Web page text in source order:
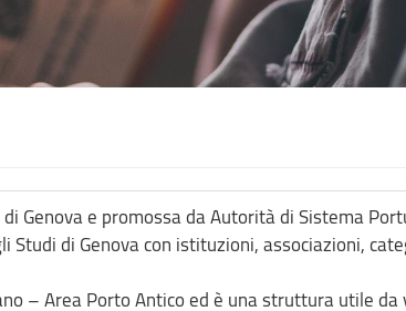
Genova e promossa da Autorità di Sistema
Studi di Genova con istituzioni, associazioni,
– Area Porto Antico ed è una struttura utile da